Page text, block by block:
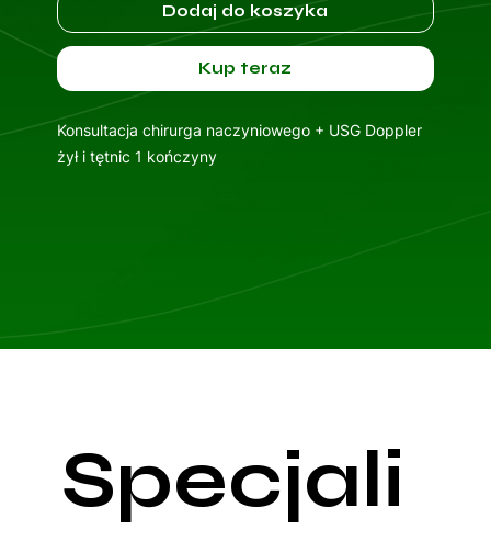
Dodaj do koszyka
Kup teraz
Konsultacja chirurga naczyniowego + USG Doppler
żył i tętnic 1 kończyny
Specjali